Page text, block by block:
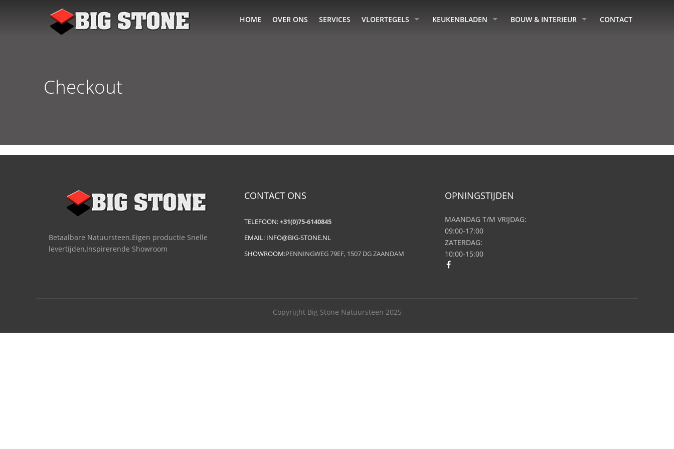
HOME OVER ONS SERVICES VLOERTEGELS KEUKENBLADEN BOUW & INTERIEUR CONTACT
Checkout
Betaalbare Natuursteen.Eigen productie Snelle
levertijden,Inspirerende Showroom
CONTACT ONS
TELEFOON:+31(0)75-6140845
EMAIL: INFO@BIG-STONE.NL
SHOWROOM:PENNINGWEG 79EF, 1507 DG ZAANDAM
OPNINGSTIJDEN
MAANDAG T/M VRIJDAG:
09:00-17:00
ZATERDAG:
10:00-15:00
Copyright Big Stone Natuursteen 2025